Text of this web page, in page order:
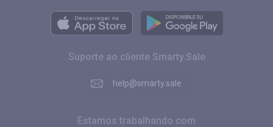
Suporte ao cliente Smarty.Sale
help@smarty.sale
Estamos trabalhando com